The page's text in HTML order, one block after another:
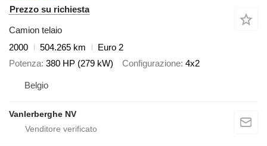
Prezzo su richiesta
Camion telaio
2000
504.265 km
Euro 2
Potenza 380 HP (279 kW) Configurazione 4x2
Belgio
Vanlerberghe NV